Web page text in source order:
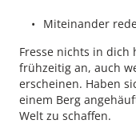
Miteinander
Fresse nichts in
frühzeitig an, auch
erscheinen. Haben
einem Berg
Welt zu schaffen.